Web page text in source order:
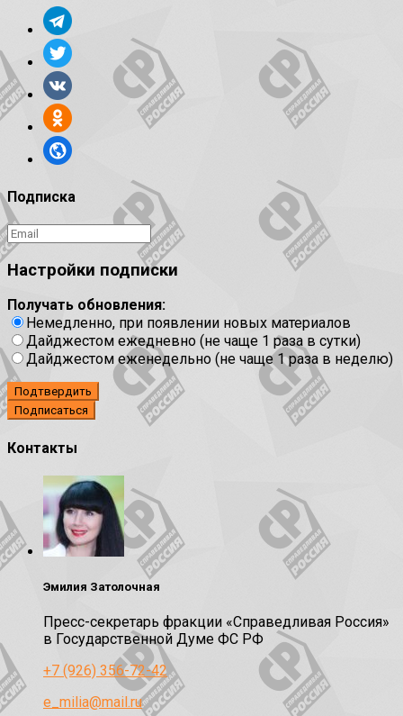
Подписка
Настройки подписки
Получать обновления:
Немедленно, при появлении новых материалов
Дайджестом ежедневно (не чаще 1 раза в сутки)
Дайджестом еженедельно (не чаще 1 раза в неделю)
Подтвердить
Контакты
Эмилия Затолочная
Пресс-секретарь фракции «Справедливая Россия»
в Государственной Думе ФС РФ
+7 (926) 356-72-42
e_milia@mail.ru